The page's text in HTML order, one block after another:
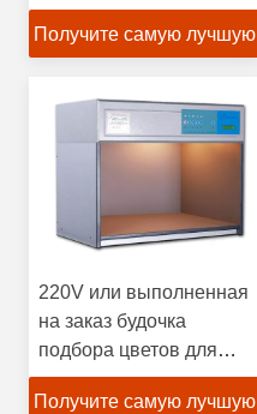
Иллуминант 1200Л 6
Получите самую лучшую
220V или выполненная
на заказ будочка
подбора цветов для
осмотра
Получите самую лучшую